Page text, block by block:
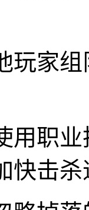
玩家
用职
快击